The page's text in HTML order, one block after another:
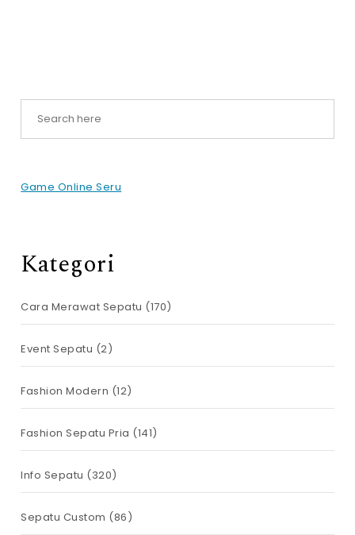
Game Online Seru
Kategori
Cara Merawat Sepatu (170)
Event Sepatu (2)
Fashion Modern (12)
Fashion Sepatu Pria (141)
Info Sepatu (320)
Sepatu Custom (86)